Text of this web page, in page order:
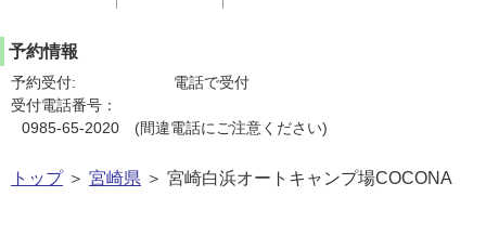
予約情報
予約受付:
電話で受付
受付電話番号：
0985-65-2020 (間違電話にご注意ください)
トップ＞ 宮崎県 ＞ 宮崎白浜オートキャンプ場COCONA